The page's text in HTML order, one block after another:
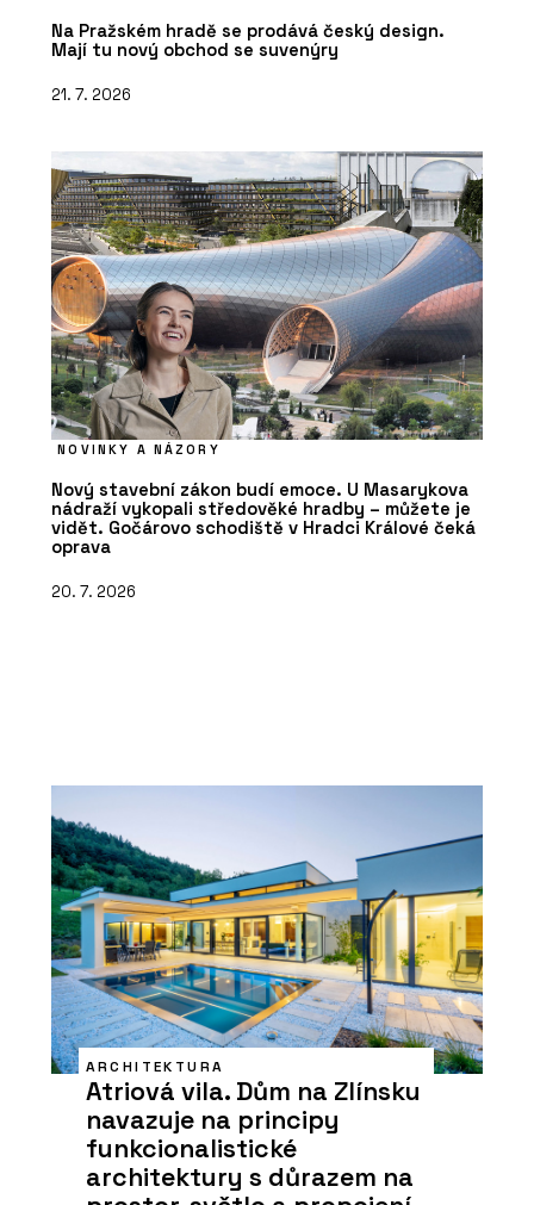
Na Pražském hradě se prodává český design.
Mají tu nový obchod se suvenýry
21. 7. 2026
NOVINKY A NÁZORY
Nový stavební zákon budí emoce. U Masarykova
nádraží vykopali středověké hradby – můžete je
vidět. Gočárovo schodiště v Hradci Králové čeká
oprava
20. 7. 2026
ARCHITEKTURA
Atriová vila. Dům na Zlínsku
navazuje na principy
funkcionalistické
architektury s důrazem na